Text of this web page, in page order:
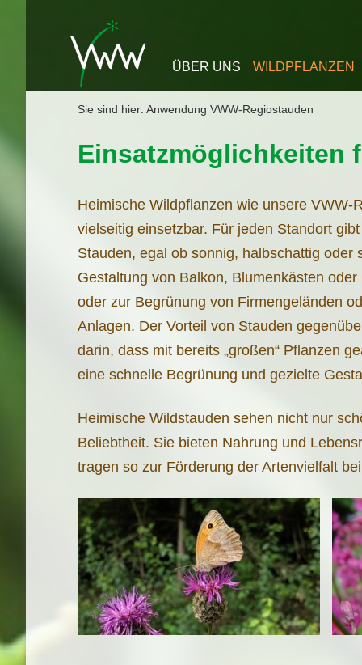
ÜBER UNS WILDPFLANZEN
Sie sind hier: Anwendung VWW-Regiostauden
Einsatzmöglichkeiten
Heimische Wildpflanzen wie unsere VWW-
vielseitig einsetzbar. Für jeden Standort
Stauden, egal ob sonnig, halbschattig oder
Gestaltung von Balkon, Blumenkästen oder
oder zur Begrünung von Firmengeländen
Anlagen. Der Vorteil von Stauden
darin, dass mit bereits „großen“ Pflanzen
eine schnelle Begrünung und gezielte
Heimische Wildstauden sehen nicht nur
Beliebtheit. Sie bieten Nahrung und
tragen so zur Förderung der Artenvielfalt